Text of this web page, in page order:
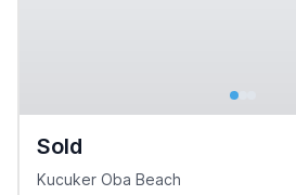
Sold
Kucuker Oba Beach